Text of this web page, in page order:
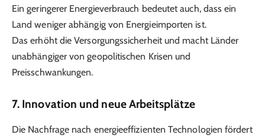
Ein geringerer Energieverbrauch bedeutet auch, dass ein
Land weniger abhängig von Energieimporten ist.
Das erhöht die Versorgungssicherheit und macht Länder
unabhängiger von geopolitischen Krisen und
Preisschwankungen.
7. Innovation und neue Arbeitsplätze
Die Nachfrage nach energieeffizienten Technologien fördert